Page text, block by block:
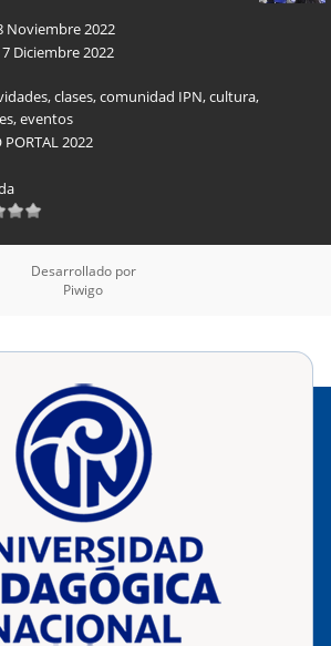
Noviembre 2022
Diciembre 2022
,clases,comunidad IPN,cultura,
,eventos
PORTAL 2022
Desarrollado por
Piwigo